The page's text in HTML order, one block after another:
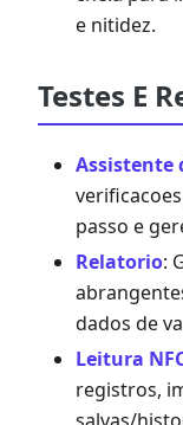
e nitidez.
Testes E
Assistente
passo e
Relatorio:
dados de
Leitura
registros,